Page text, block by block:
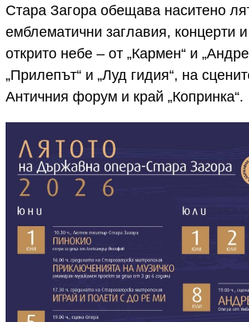
Стара Загора обещава наситено
емблематични заглавия, концерти
открито небе – от „Кармен“ и
„Прилепът“ и „Луд гидия“, на
Античния форум и край „Копринка“.